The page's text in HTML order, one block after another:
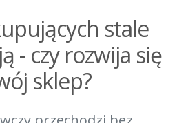
stale
- czy rozwija się
sklep?